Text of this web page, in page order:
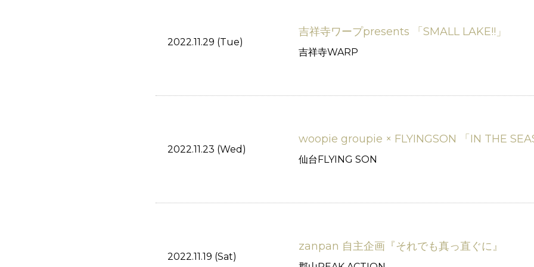
2022.11.29 (Tue)
吉祥寺ワープpresents 「SMALL LAKE!!」
吉祥寺WARP
2022.11.23 (Wed)
woopie groupie × FLYINGSON 「IN THE
仙台FLYING SON
2022.11.19 (Sat)
zanpan 自主企画『それでも真っ直ぐに』